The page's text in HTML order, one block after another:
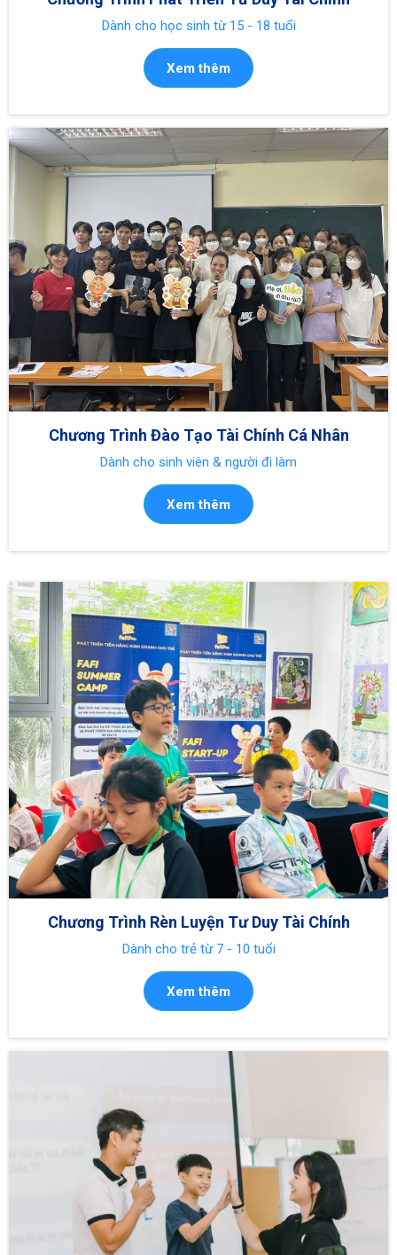
Dành cho học sinh từ 15 - 18 tuổi
Xem thêm
Chương Trình Đào Tạo Tài Chính Cá Nhân
Dành cho sinh viên & người đi làm
Xem thêm
Chương Trình Rèn Luyện Tư Duy Tài Chính
Dành cho trẻ từ 7 - 10 tuổi
Xem thêm